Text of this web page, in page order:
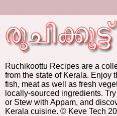
Ruchikoottu Recipes are a
from the state of Kerala. Enjoy
fish, meat as well as fresh
locally-sourced ingredients.
or Stew with Appam, and
Kerala cuisine. © Keve Tech